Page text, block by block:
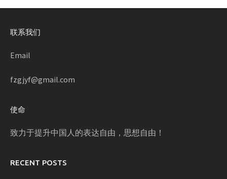
联系我们
Email
fzgjyf@gmail.com
使命
致力于提升中国人的表达自由，思想自由！
RECENT POSTS